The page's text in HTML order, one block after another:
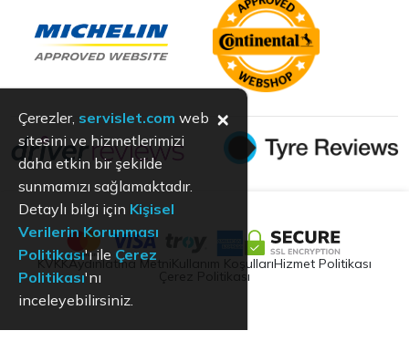
KVKKAydınlatma Metni Kullanım KoşullarıHizmet Politikası
Çerez Politikası
Çerezler, servislet.com web
sitesini ve hizmetlerimizi
daha etkin bir şekilde
sunmamızı sağlamaktadır.
Detaylı bilgi için Kişisel
Verilerin Korunması
Politikası'ı ile Çerez
Politikası'nı
inceleyebilirsiniz.
×